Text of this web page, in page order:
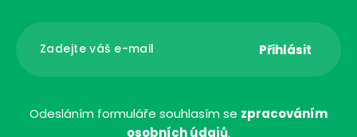
Odesláním formuláře souhlasím se zpracováním
osobních údajů.